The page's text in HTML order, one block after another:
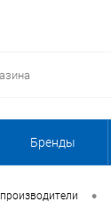
Бренды
•